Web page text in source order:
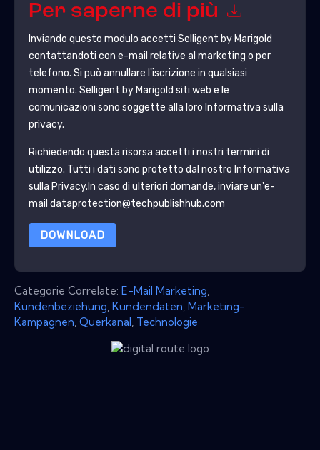
Per saperne di più
Inviando questo modulo accetti Selligent by Marigold
contattandoti con e-mail relative al marketing o per
telefono. Si può annullare l'iscrizione in qualsiasi
momento. Selligent by Marigold siti web e le
comunicazioni sono soggette alla loro Informativa sulla
privacy.
Richiedendo questa risorsa accetti i nostri termini di
utilizzo. Tutti i dati sono protetto dal nostro Informativa
sulla Privacy.In caso di ulteriori domande, inviare un'e-
mail dataprotection@techpublishhub.com
DOWNLOAD
Categorie Correlate: E-Mail Marketing
Kundenbeziehung Kundendaten Marketing-
Kampagnen Querkanal Technologie